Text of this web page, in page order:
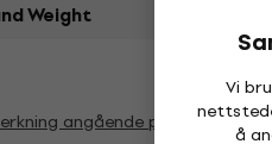
Vi
å
Weight
angående parametrene